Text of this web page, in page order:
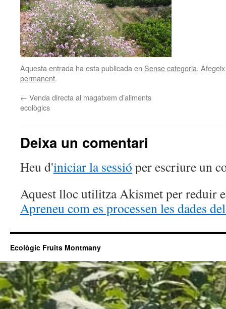
Aquesta entrada ha esta publicada en Sense categoria.
permanent.
← Venda directa al magatxem d’aliments
ecològics
Deixa un comentari
Heu d'iniciar la sessió per escriure un
Aquest lloc utilitza Akismet per reduir
Apreneu com es processen les dades
Ecològic Fruits Montmany